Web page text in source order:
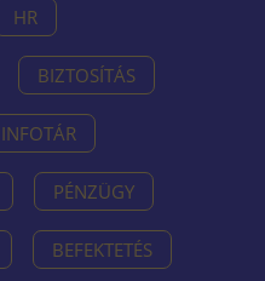
HR
BIZTOSÍTÁS
PÉNZÜGY
BEFEKTETÉS